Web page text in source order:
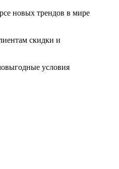
новых трендов в мире
скидки и
условия